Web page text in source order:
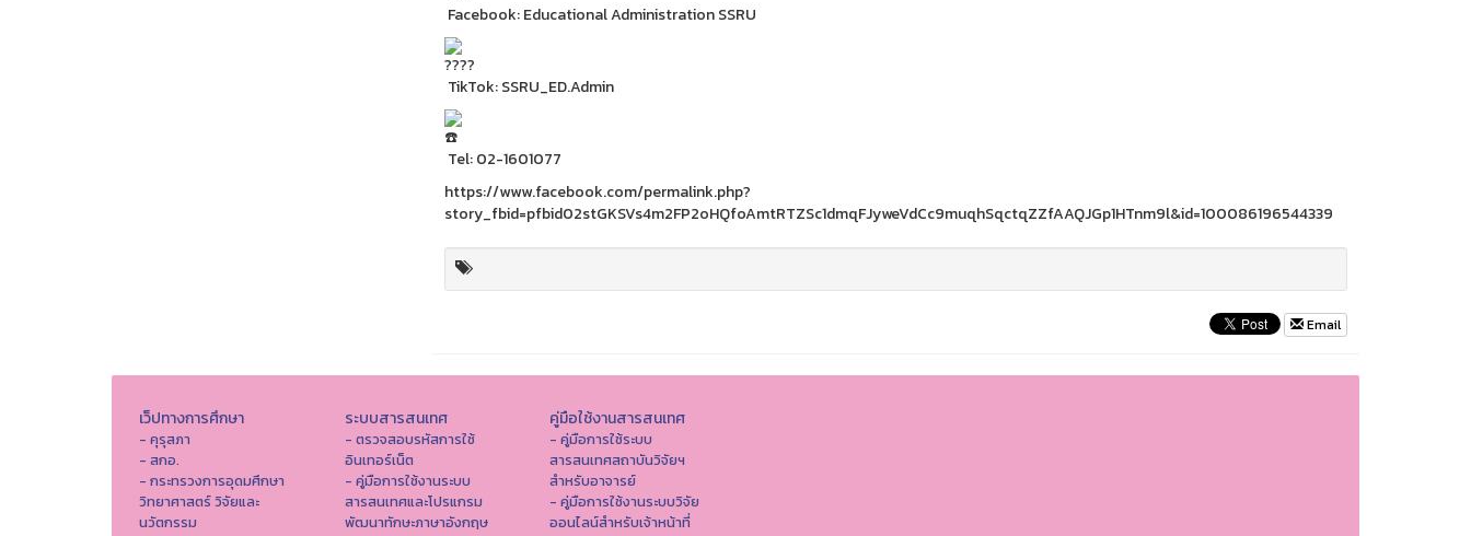
Facebook: Educational Administration SSRU
TikTok: SSRU_ED.Admin
Tel: 02-1601077
https://www.facebook.com/permalink.php?
story_fbid=pfbid02stGKSVs4m2FP2oHQfoAmtRTZSc1dmqFJyweVdCc9muqhSqctqZZfAAQJGp1HTnm9l&id=100086196544339
Email
เว็ปทางการศึกษา
- คุรุสภา
- สกอ.
- กระทรวงการอุดมศึกษา
วิทยาศาสตร์ วิจัยและ
นวัตกรรม
ระบบสารสนเทศ
- ตรวจสอบรหัสการใช้
อินเทอร์เน็ต
- คู่มือการใช้งานระบบ
สารสนเทศและโปรแกรม
พัฒนาทักษะภาษาอังกฤษ
คู่มือใช้งานสารสนเทศ
- คู่มือการใช้ระบบ
สารสนเทศสถาบันวิจัยฯ
สำหรับอาจารย์
- คู่มือการใช้งานระบบวิจัย
ออนไลน์สำหรับเจ้าหน้าที่